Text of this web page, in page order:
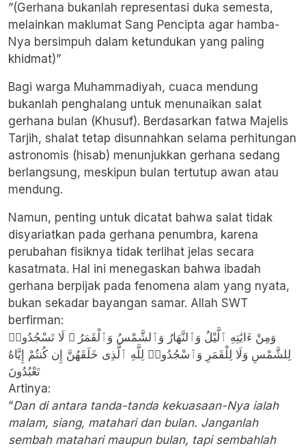
​”(Gerhana bukanlah representasi duka semesta,
melainkan maklumat Sang Pencipta agar hamba-
Nya bersimpuh dalam ketundukan yang paling
khidmat)”
​Bagi warga Muhammadiyah, cuaca mendung
bukanlah penghalang untuk menunaikan salat
gerhana bulan (Khusuf). Berdasarkan fatwa Majelis
Tarjih, shalat tetap disunnahkan selama perhitungan
astronomis (hisab) menunjukkan gerhana sedang
berlangsung, meskipun bulan tertutup awan atau
mendung.
​Namun, penting untuk dicatat bahwa salat tidak
disyariatkan pada gerhana penumbra, karena
perubahan fisiknya tidak terlihat jelas secara
kasatmata. Hal ini menegaskan bahwa ibadah
gerhana berpijak pada fenomena alam yang nyata,
bukan sekadar bayangan samar. ​Allah SWT
berfirman:
​وَمِنْ ءَايَٰتِهِ ٱلَّيْلُ وَٱلنَّهَارُ وَٱلشَّمْسُ وَٱلْقَمَرُ ۚ لَا تَسْجُدُوا۟
لِلشَّمْسِ وَلَا لِلْقَمَرِ وَٱسْجُدُوا۟ لِلَّهِ ٱلَّذِى خَلَقَهُنَّ إِن كُنتُمْ إِيَّاهُ
تَعْبُدُونَ
Artinya:
​“Dan di antara tanda-tanda kekuasaan-Nya ialah
malam, siang, matahari dan bulan. Janganlah
sembah matahari maupun bulan, tapi sembahlah